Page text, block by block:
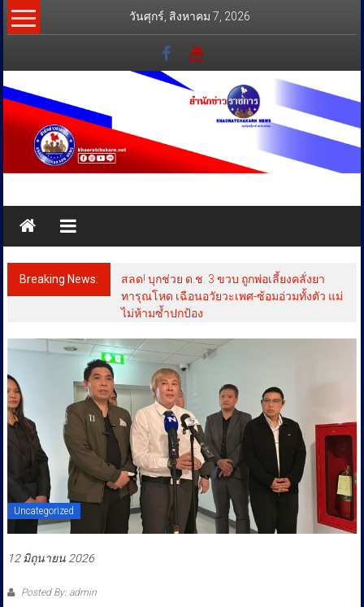
Skip
to
วันศุกร์, สิงหาคม 7, 2026
สำนัก
ข่าว
ราชการ
ทุกข์
เคียง
ประชาชน
Breaking News:
สลด! บุกช่วย ด.ช. 3 ขวบ ถูกพ่อเลี้ยงคลั่งยา
ทารุณโหด เฉือนอวัยวะเพศ-ซ้อมอ่วมทั้งตัว แม่
ไม่ห้ามซ้ำปกป้อง
Uncategorized
12 มิถุนายน 2026
Posted By: admin